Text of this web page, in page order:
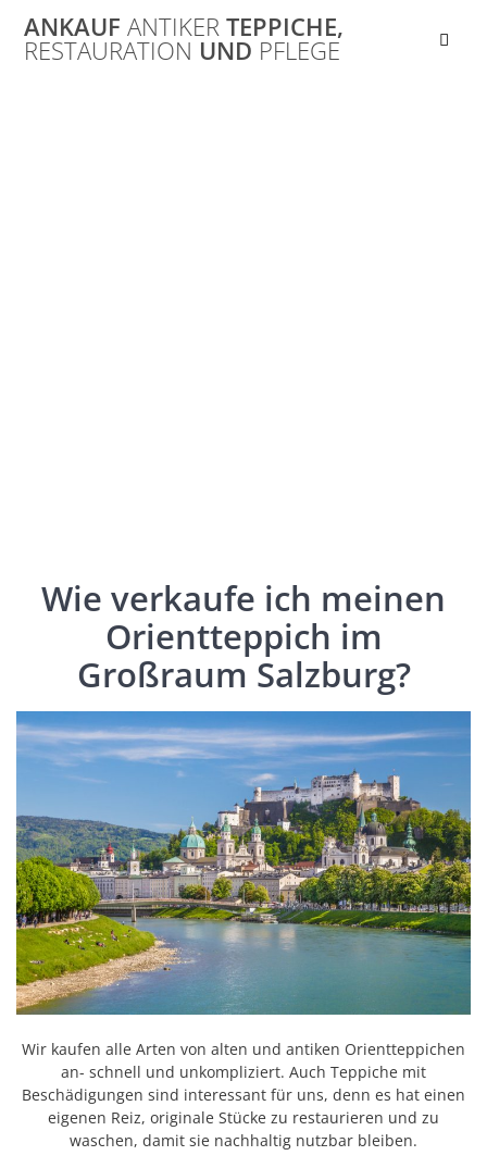
to
content
ANKAUF ANTIKERTEPPICHE,
RESTAURATION UND PFLEGE
Wie verkaufe ich meinen
Orientteppich im
Großraum Salzburg?
Wir kaufen alle Arten von alten und antiken Orientteppichen
an- schnell und unkompliziert. Auch Teppiche mit
Beschädigungen sind interessant für uns, denn es hat einen
eigenen Reiz, originale Stücke zu restaurieren und zu
waschen, damit sie nachhaltig nutzbar bleiben.